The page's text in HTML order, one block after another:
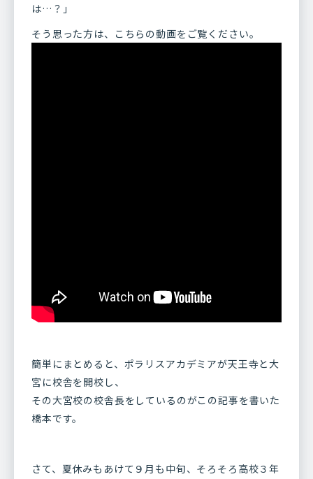
は…？」
そう思った方は、こちらの動画をご覧ください。
簡単にまとめると、ポラリスアカデミアが天王寺と大
宮に校舎を開校し、
その大宮校の校舎長をしているのがこの記事を書いた
橋本です。
さて、夏休みもあけて９月も中旬、そろそろ高校３年